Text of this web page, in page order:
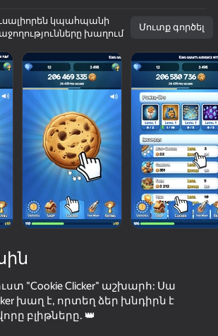
որոնց խաղում են
ովքեր «չեն խաղում»
Capybara Evolution: Clicker
Apple Worm
36 59
կպահպանի
խաղում
Մուտք գործել
"Cookie Clicker" աշխարհ: Սա
խաղ է, որտեղ ձեր խնդիրն է
բլիթները. 👑